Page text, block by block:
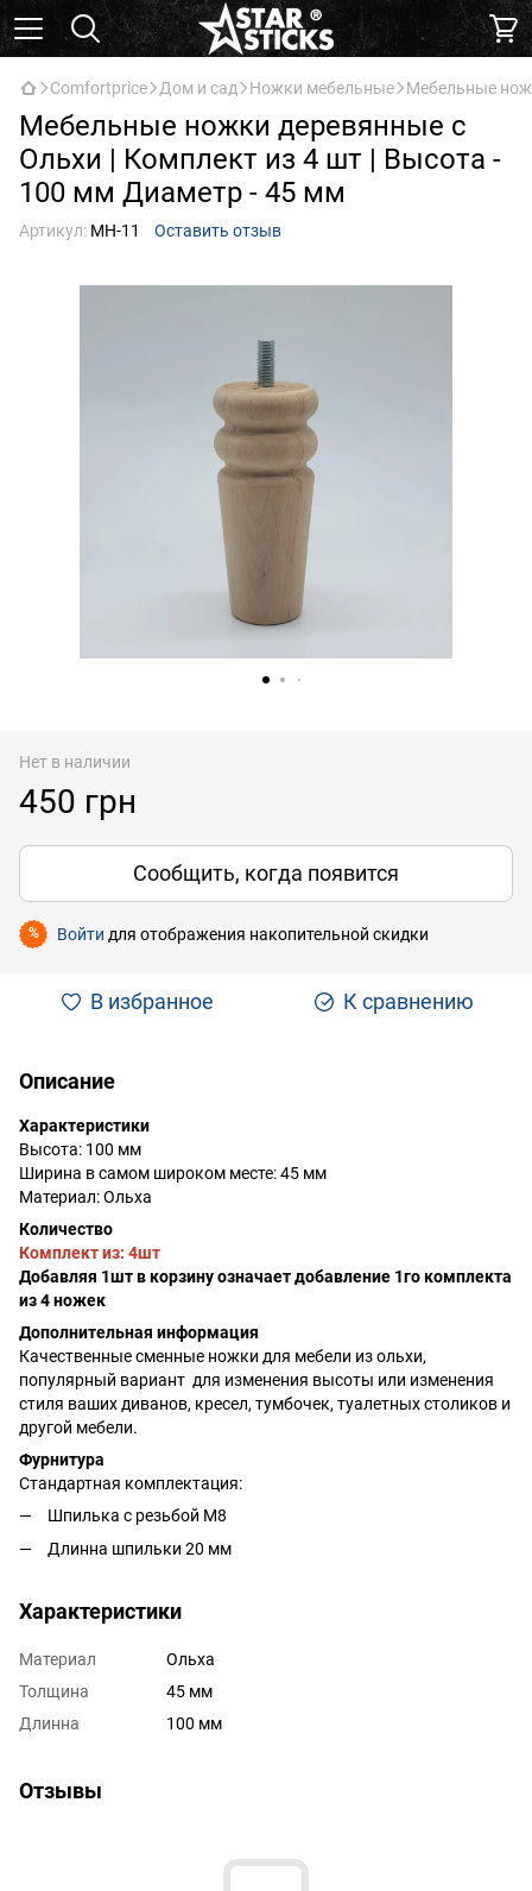
Comfortprice Дом и сад Ножки мебельные Мебельные
Мебельные ножки деревянные с
Ольхи | Комплект из 4 шт | Высота -
100 мм Диаметр - 45 мм
Артикул: МН-11 Оставить отзыв
Нет в наличии
450 грн
Сообщить, когда появится
% Войти для отображения накопительной скидки
В избранное К сравнению
Описание
Характеристики
Высота: 100 мм
Ширина в самом широком месте: 45 мм
Материал: Ольха
Количество
Комплект из: 4шт
Добавляя 1шт в корзину означает добавление 1го комплекта
из 4 ножек
Дополнительная информация
Качественные сменные ножки для мебели из ольхи,
популярный вариант для изменения высоты или изменения
стиля ваших диванов, кресел, тумбочек, туалетных столиков и
другой мебели.
Фурнитура
Стандартная комплектация:
Шпилька с резьбой М8
Длинна шпильки 20 мм
Характеристики
Материал
Ольха
Толщина
45 мм
Длинна
100 мм
Отзывы